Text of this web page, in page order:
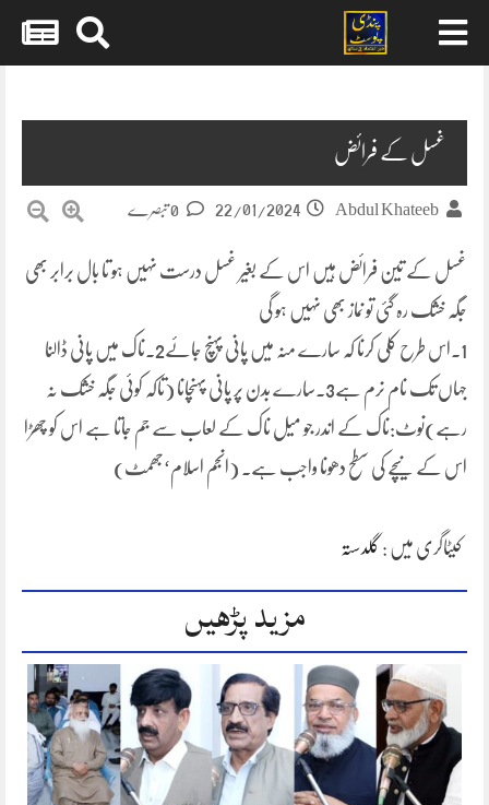
غسل کے فرائض
Abdul Khateeb
22/01/2024
غسل کے تین فرائض ہیں اس کے بغیر غسل درست نہیں ہو تا بال برابر بھی
جگہ خشک رہ گئی تو نماز بھی نہیں ہو گی
1۔اس طرح کلی کرنا کہ سارے منہ میں پانی پہنچ جائے2۔ناک میں پانی ڈالنا
جہاں تک نام نرم ہے3۔سارے بدن پر پانی پہنچانا (تاکہ کوئی جگہ خشک نہ
رہے)نوٹ:ناک کے اندر جو میل ناک کے لعاب سے جم جاتا ہے اس کو چھڑا
اس کے نیچے کی سطح دھونا واجب ہے۔ (انجم اسلام‘جھمٹ)
کیٹاگری میں : گلدستہ
مزید پڑھیں